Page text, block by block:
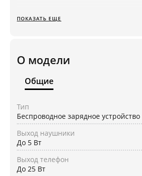
алюминиевыми конвекторами.
ПОКАЗАТЬ ЕЩЕ
О модели
Общие
Тип
Беспроводное зарядное устройство
Выход наушники
До 5 Вт
Выход телефон
До 25 Вт